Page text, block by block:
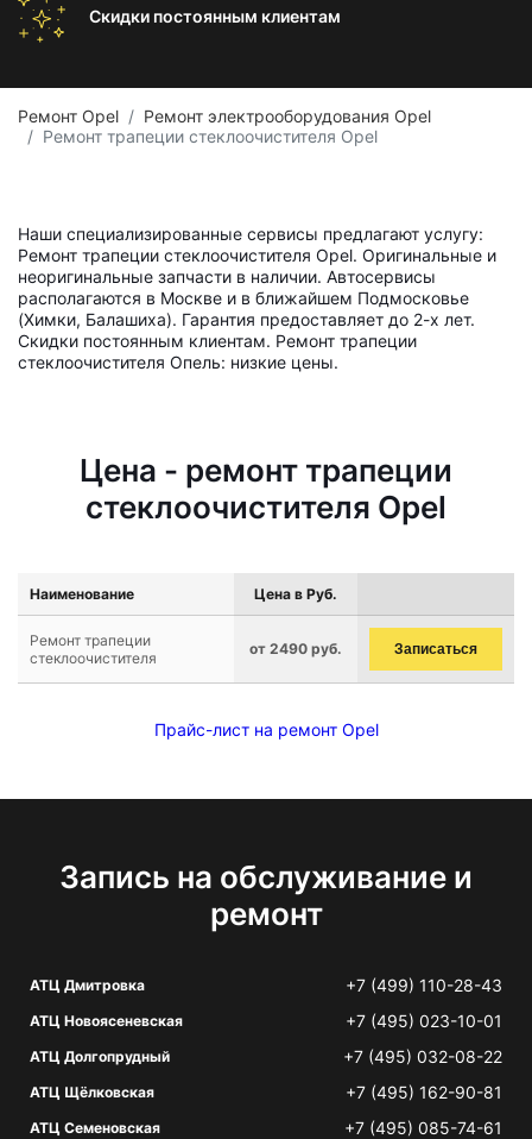
Скидки постоянным клиентам
Ремонт Opel
Ремонт электрооборудования Opel
Ремонт трапеции стеклоочистителя Opel
Наши специализированные сервисы предлагают услугу:
Ремонт трапеции стеклоочистителя Opel. Оригинальные и
неоригинальные запчасти в наличии. Автосервисы
располагаются в Москве и в ближайшем Подмосковье
(Химки, Балашиха). Гарантия предоставляет до 2-х лет.
Скидки постоянным клиентам. Ремонт трапеции
стеклоочистителя Опель: низкие цены.
Цена - ремонт трапеции
стеклоочистителя Opel
Наименование Цена в Руб.
Ремонт трапеции
стеклоочистителя
от 2490 руб. Записаться
Прайс-лист на ремонт Opel
Запись на обслуживание и
ремонт
АТЦ Дмитровка +7 (499) 110-28-43
АТЦ Новоясеневская +7 (495) 023-10-01
АТЦ Долгопрудный +7 (495) 032-08-22
АТЦ Щёлковская +7 (495) 162-90-81
АТЦ Семеновская +7 (495) 085-74-61